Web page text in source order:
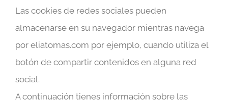
Las cookies de redes sociales pueden
almacenarse en su navegador mientras navega
por eliatomas.com por ejemplo, cuando utiliza el
botón de compartir contenidos en alguna red
social.
A continuación tienes información sobre las